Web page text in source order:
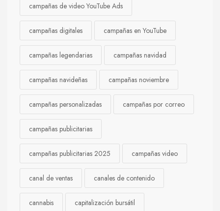
campañas de video YouTube Ads
campañas digitales campañas en YouTube
campañas legendarias campañas navidad
campañas navideñas campañas noviembre
campañas personalizadas campañas por correo
campañas publicitarias
campañas publicitarias 2025 campañas video
canal de ventas canales de contenido
cannabis capitalización bursátil